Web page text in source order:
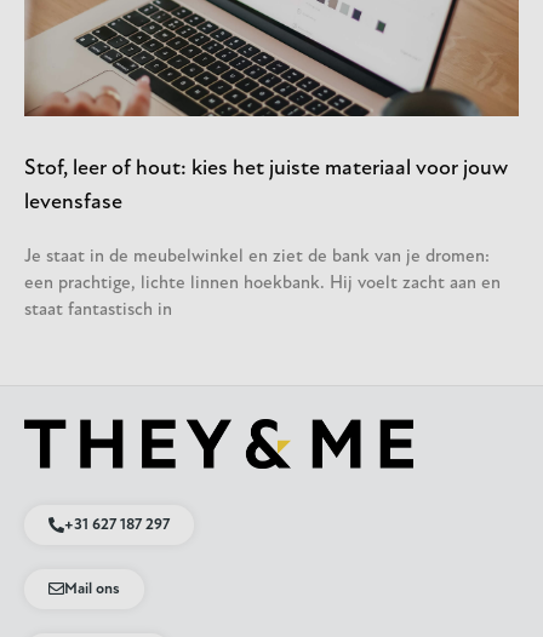
Stof, leer of hout: kies het juiste materiaal voor jouw
levensfase
Je staat in de meubelwinkel en ziet de bank van je dromen:
een prachtige, lichte linnen hoekbank. Hij voelt zacht aan en
staat fantastisch in
+31 627 187 297
Mail ons